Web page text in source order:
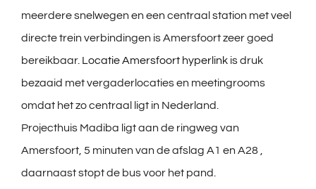
meerdere snelwegen en een centraal station met veel
directe trein verbindingen is Amersfoort zeer goed
bereikbaar. Locatie Amersfoort hyperlink is druk
bezaaid met vergaderlocaties en meetingrooms
omdat het zo centraal ligt in Nederland.
Projecthuis Madiba ligt aan de ringweg van
Amersfoort, 5 minuten van de afslag A1 en A28 ,
daarnaast stopt de bus voor het pand.